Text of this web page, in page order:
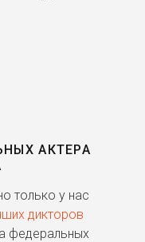
АКТЕРА
только у нас
дикторов
федеральных